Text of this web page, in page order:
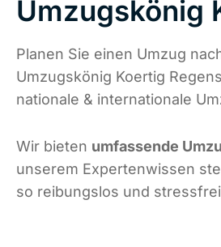
Umzugskönig
Planen Sie einen Umzug
Umzugskönig Koertig
nationale & internationale
Wir bieten umfassende
unserem Expertenwissen
so reibungslos und